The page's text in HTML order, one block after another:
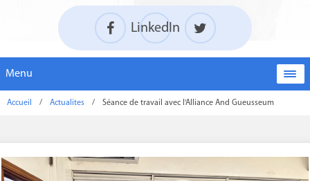
LinkedIn
Menu
Accueil / Actualites / Séance de travail avec l'Alliance And Gueusseum